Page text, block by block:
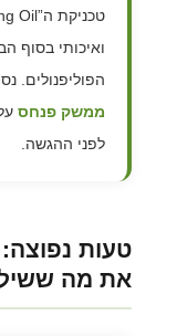
ואיכותי בסוף
הפוליפנולים.
ממשק פנחס
לפני ההגשה.
טעות
את מה